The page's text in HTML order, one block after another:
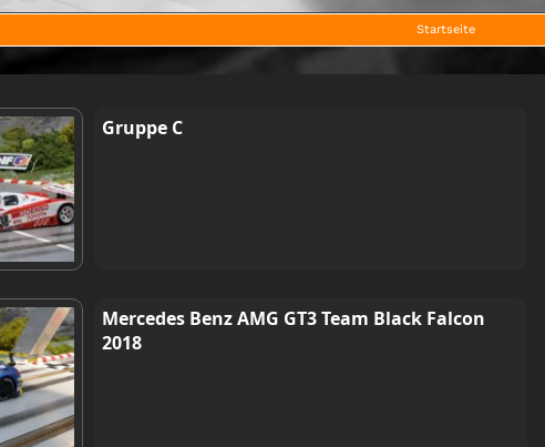
Startseite
Gruppe C
Mercedes Benz AMG GT3 Team Black Falcon
2018